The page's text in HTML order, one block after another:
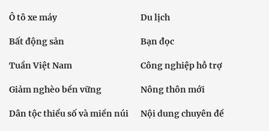
Ô tô xe máy Du lịch
Bất động sản Bạn đọc
Tuần Việt Nam Công nghiệp hỗ trợ
Giảm nghèo bền vững Nông thôn mới
Dân tộc thiểu số và miền núi Nội dung chuyên đề